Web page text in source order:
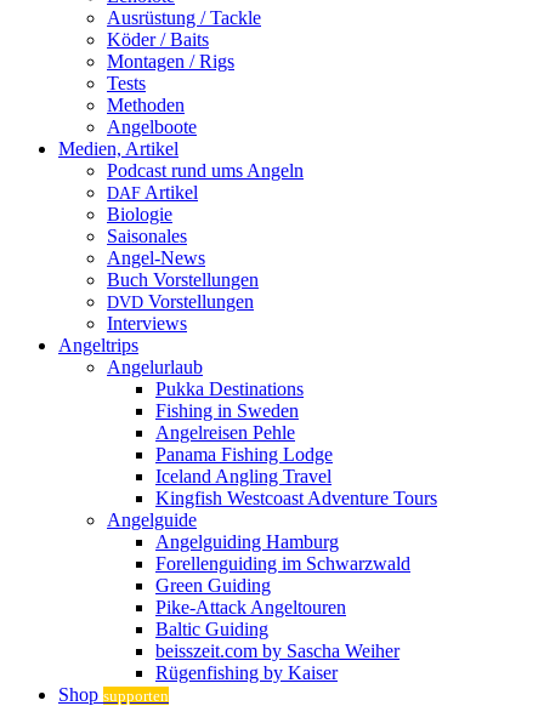
Ausrüstung / Tackle
Köder / Baits
Montagen / Rigs
Tests
Methoden
Angelboote
Medien, Artikel
Podcast rund ums Angeln
DAF Artikel
Biologie
Saisonales
Angel-News
Buch Vorstellungen
DVD Vorstellungen
Interviews
Angeltrips
Angelurlaub
Pukka Destinations
Fishing in Sweden
Angelreisen Pehle
Panama Fishing Lodge
Iceland Angling Travel
Kingfish Westcoast Adventure Tours
Angelguide
Angelguiding Hamburg
Forellenguiding im Schwarzwald
Green Guiding
Pike-Attack Angeltouren
Baltic Guiding
beisszeit.com by Sascha Weiher
Rügenfishing by Kaiser
Shop supporten